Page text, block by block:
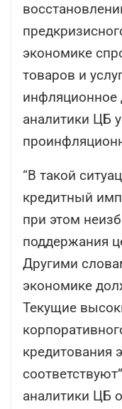
экономике
товаров и
инфляционное
аналитики ЦБ
“В такой
кредитный
при этом
поддержания
Другими
экономике
Текущие
кредитования
аналитики ЦБ